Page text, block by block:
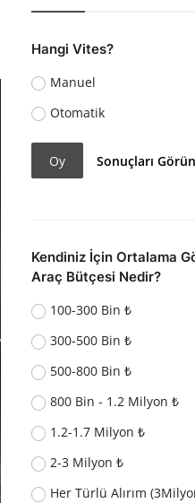
Hangi Vites?
Manuel
Otomatik
Oy Sonuçları
Kendiniz İçin Ortalama
Araç Bütçesi Nedir?
100-300 Bin ₺
300-500 Bin ₺
500-800 Bin ₺
800 Bin - 1.2 Milyon ₺
1.2-1.7 Milyon ₺
2-3 Milyon ₺
Her Türlü Alırım